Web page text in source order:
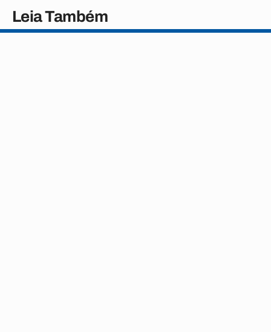
Leia Também